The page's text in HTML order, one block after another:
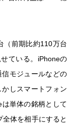
（前期比約110万台
ている。iPhoneの
モジュールなどの
しスマートフォン
単体の銘柄として
体を相手にすると